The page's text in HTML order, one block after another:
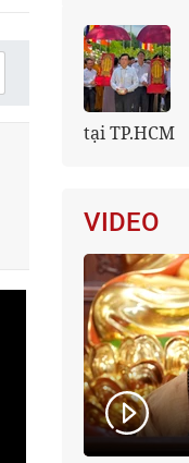
tại TP.HCM
VIDEO